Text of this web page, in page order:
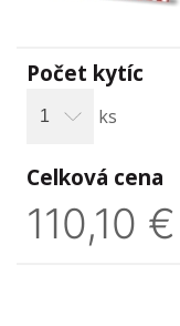
Počet kytíc
ks
Celková cena
110,10 €